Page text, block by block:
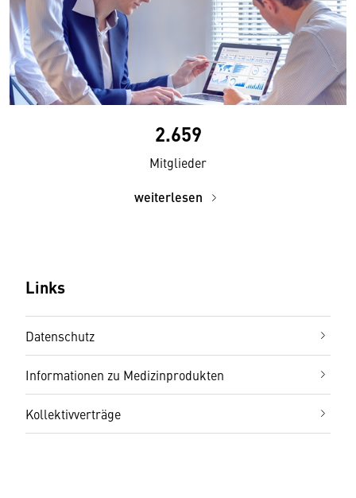
2.659
Mitglieder
weiterlesen
Links
Datenschutz
Informationen zu Medizinprodukten
Kollektivverträge